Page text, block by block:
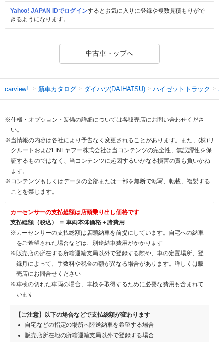
Yahoo! JAPAN IDでログインするとお気に入りに登録や複数見積もりがで
きるようになります。
中古車トップへ
carview! 新車カタログ ダイハツ(DAIHATSU) ハイゼットトラック
※仕様・オプション・装備の詳細については各販売店にお問い合わせくださ
い。
※当情報の内容は各社により予告なく変更されることがあります。また、(株)リ
クルートおよびLINEヤフー株式会社は当コンテンツの完全性、無誤謬性を保
証するものではなく、当コンテンツに起因するいかなる損害の責も負いかね
ます。
※コンテンツもしくはデータの全部または一部を無断で転写、転載、複製する
ことを禁じます。
カーセンサーの支払総額は店頭乗り出し価格です
支払総額（税込） ＝ 車両本体価格＋諸費用
※カーセンサーの支払総額は店頭納車を前提にしています。自宅への納車
をご希望された場合などは、別途納車費用がかかります
※販売店の所在する所轄運輸支局以外で登録する際や、車の定置場所、登
録月によって、手数料や税金の額が異なる場合があります。詳しくは販
売店にお問合せください
※車検の切れた車両の場合、車検を取得するために必要な費用も含まれて
います
【ご注意】以下の場合などで支払総額が変わります
自宅などの指定の場所へ陸送納車を希望する場合
販売店所在地の所轄運輸支局以外で登録する場合